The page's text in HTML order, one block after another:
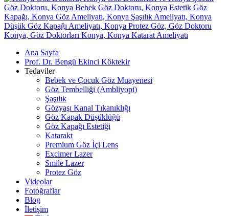
Ana Sayfa
Prof. Dr. Bengü Ekinci Köktekir
Tedaviler
Bebek ve Çocuk Göz Muayenesi
Göz Tembelliği (Ambliyopi)
Şaşılık
Gözyaşı Kanal Tıkanıklığı
Göz Kapak Düşüklüğü
Göz Kapağı Estetiği
Katarakt
Premium Göz İçi Lens
Excimer Lazer
Smile Lazer
Protez Göz
Videolar
Fotoğraflar
Blog
İletişim